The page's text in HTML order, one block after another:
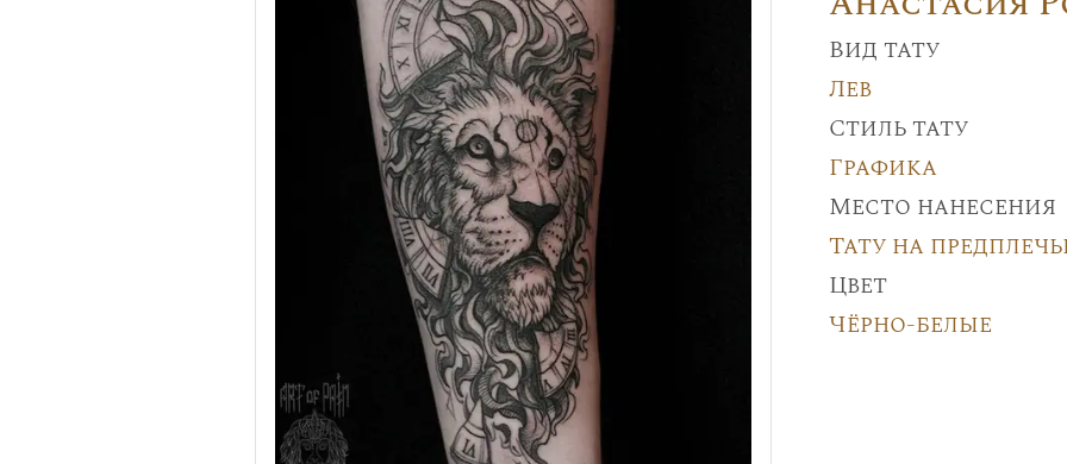
Вид тату
Лев
Стиль тату
Графика
Место нанесения
Тату на
Цвет
Чёрно-белые